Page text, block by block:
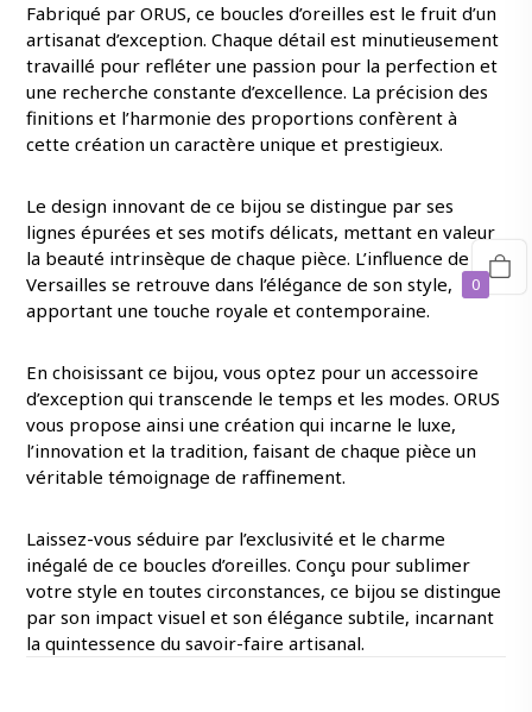
Fabriqué par ORUS, ce boucles d’oreilles est le fruit d’un
artisanat d’exception. Chaque détail est minutieusement
travaillé pour refléter une passion pour la perfection et
une recherche constante d’excellence. La précision des
finitions et l’harmonie des proportions confèrent à
cette création un caractère unique et prestigieux.
Le design innovant de ce bijou se distingue par ses
lignes épurées et ses motifs délicats, mettant en valeur
la beauté intrinsèque de chaque pièce. L’influence de
Versailles se retrouve dans l’élégance de son style,
apportant une touche royale et contemporaine.
En choisissant ce bijou, vous optez pour un accessoire
d’exception qui transcende le temps et les modes. ORUS
vous propose ainsi une création qui incarne le luxe,
l’innovation et la tradition, faisant de chaque pièce un
véritable témoignage de raffinement.
Laissez-vous séduire par l’exclusivité et le charme
inégalé de ce boucles d’oreilles. Conçu pour sublimer
votre style en toutes circonstances, ce bijou se distingue
par son impact visuel et son élégance subtile, incarnant
la quintessence du savoir-faire artisanal.
0